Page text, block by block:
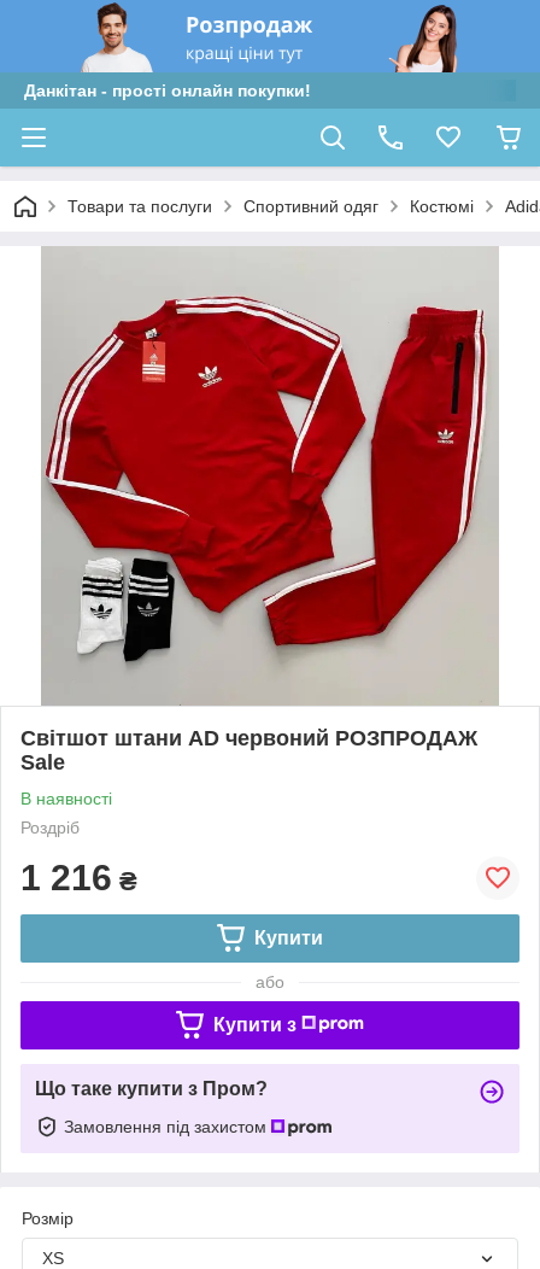
Данкітан - прості онлайн покупки!
Товари та послуги Спортивний одяг Костюмі
Світшот штани AD червоний РОЗПРОДАЖ
Sale
В наявності
Роздріб
1 216 ₴
Купити
або
Купити з
Що таке купити з Пром?
Замовлення під захистом
Розмір
XS